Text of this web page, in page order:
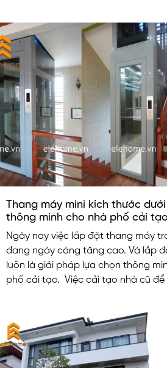
Thang máy mini kích thước dưới
thông minh cho nhà phố cải
Ngày nay việc lắp đặt thang máy
đang ngày càng tăng cao. Và lắp
luôn là giải pháp lựa chọn thông
phố cải tạo. Việc cải tạo nhà cũ
sống mà còn làm tăng giá trị cho